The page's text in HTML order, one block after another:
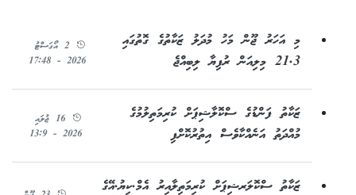
މި އަހަރު ޖޫން މަހު މުދަލު ޒަކާތުގެ ގޮތުގައި
21.3 މިލިއަން ރުފިޔާ ލިބިއްޖެ
2 އޯގަސްޓު
2026 - 17:48
ޒަކާތު ފަންޑުގެ ސްކޮލާޝިޕަށް ކުރިމަތިލުމުގެ
މުއްދަތު އަނެއްކާވެސް އިތުރުކޮށްފި
16 ޖުލައި
2026 - 13:9
ޒަކާތު ސްކޮލަރޝިޕަށް ކުރިމަތިލާއިރު އެމް.ކިޔު.އޭގެ